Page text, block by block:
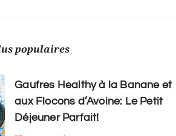
populaires
Gaufres Healthy à la Banane et
aux Flocons d’Avoine: Le Petit
Déjeuner Parfait!